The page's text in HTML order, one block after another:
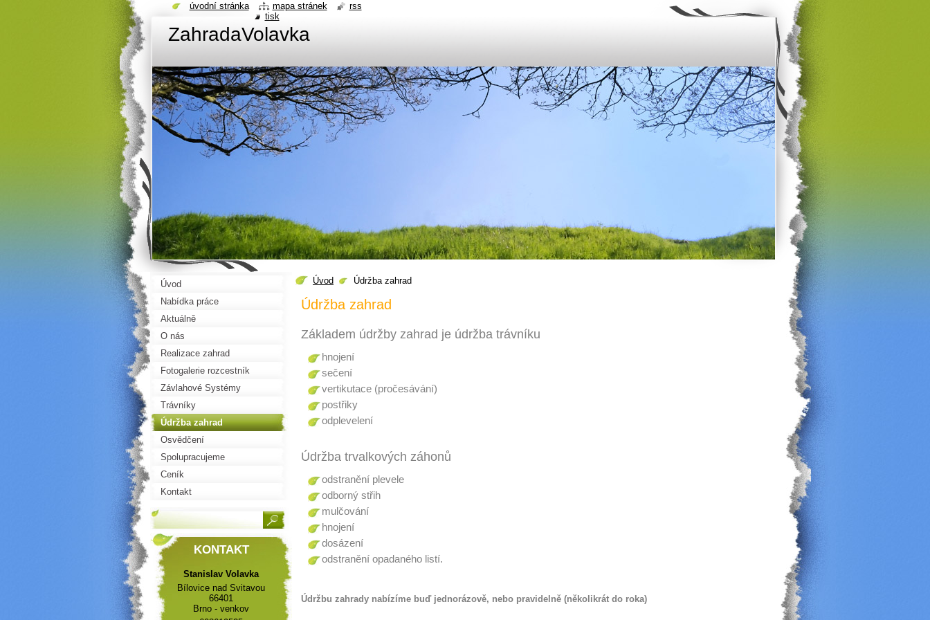
ZahradaVolavka
Úvod Údržba zahrad
Údržba zahrad
Základem údržby zahrad je údržba trávníku
hnojení
sečení
vertikutace (pročesávání)
postřiky
odplevelení
Údržba trvalkových záhonů
odstranění plevele
odborný střih
mulčování
hnojení
dosázení
odstranění opadaného listí.
Údržbu zahrady nabízíme buď jednorázově, nebo pravidelně (několikrát do roka)
Úvod
Nabídka práce
Aktuálně
O nás
Realizace zahrad
Fotogalerie rozcestník
Závlahové Systémy
Trávníky
Údržba zahrad
Osvědčení
Spolupracujeme
Ceník
Kontakt
KONTAKT
Stanislav Volavka
Bílovice nad Svitavou
66401
Brno - venkov
úvodní stránka mapa stránek
rss
tisk